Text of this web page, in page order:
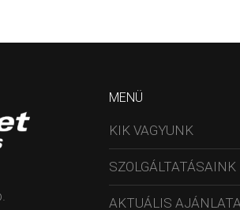
MENÜ
KIK VAGYUNK
SZOLGÁLTATÁSAINK
AKTUÁLIS